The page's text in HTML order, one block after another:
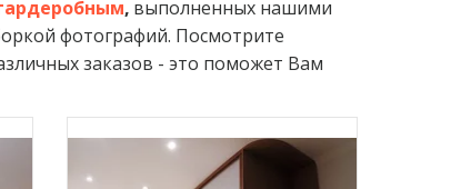
, выполненных нашими
фотографий. Посмотрите
заказов - это поможет Вам